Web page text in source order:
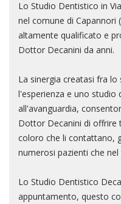
Lo Studio Dentistico in
nel comune di Capannori
altamente qualificato e
Dottor Decanini da anni.
La sinergia creatasi fra
l'esperienza e uno studio
all'avanguardia,
Dottor Decanini di offrire
coloro che li contattano,
numerosi pazienti che
Lo Studio Dentistico
appuntamento, questo